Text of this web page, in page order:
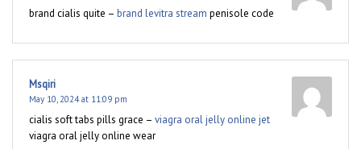
brand cialis quite – brand levitra stream penisole code
Msqiri
May 10, 2024 at 11:09 pm
cialis soft tabs pills grace – viagra oral jelly online jet
viagra oral jelly online wear